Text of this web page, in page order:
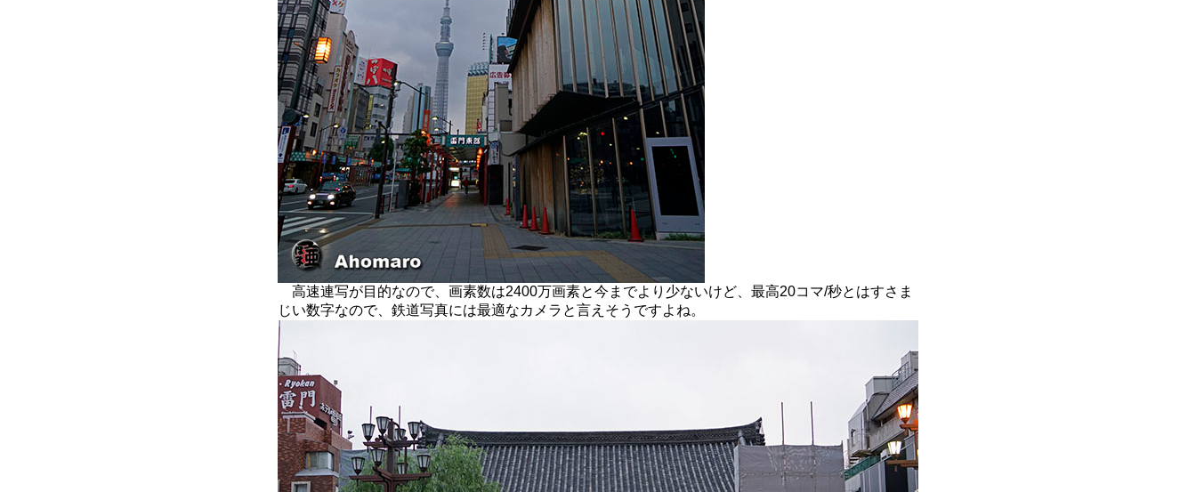
高速連写が目的なので、画素数は2400万画素と今までより少ないけど、最高20コマ/秒とはすさま
じい数字なので、鉄道写真には最適なカメラと言えそうですよね。